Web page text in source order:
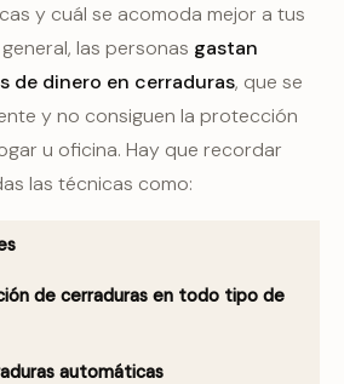
y cuál se acomoda mejor a tus
las personas gastan
de dinero en cerraduras, que se
y no consiguen la protección
u oficina. Hay que recordar
las técnicas como:
de cerraduras en todo tipo de
automáticas